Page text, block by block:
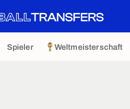
Spieler Weltmeisterschaft